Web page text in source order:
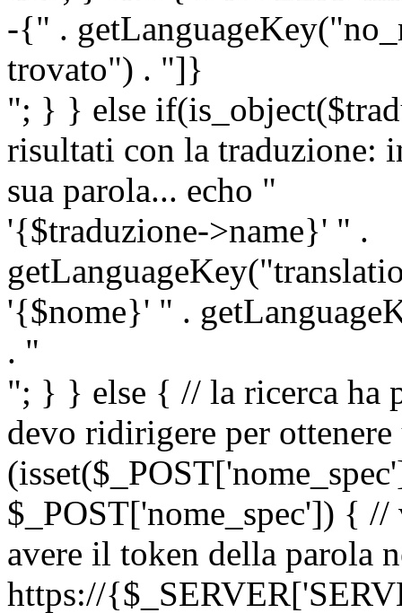
-{" .
trovato") . "]}
"; } } else
risultati con la traduzione:
sua parola... echo "
'{$traduzione->name}' " .
'{$nome}' " .
. "
"; } } else { // la ricerca ha
devo ridirigere per
$_POST['nome_spec']) {
avere il token della parola
https://